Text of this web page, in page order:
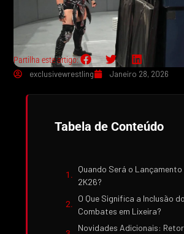
Partilha este artigo:
exclusivewrestling
Janeiro 28, 2026
Tabela de Conteúdo
Quando Será o Lançamento
2K26?
O Que Significa a Inclusão
Combates em Lixeira?
Novidades Adicionais: